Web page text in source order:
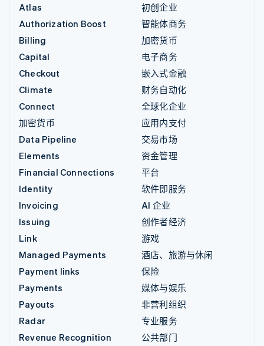
Atlas
Authorization Boost
Billing
Capital
Checkout
Climate
Connect
加密货币
Data Pipeline
Elements
Financial Connections
Identity
Invoicing
Issuing
Link
Managed Payments
Payment links
Payments
Payouts
Radar
Revenue Recognition
初创企业
智能体商务
加密货币
电子商务
嵌入式金融
财务自动化
全球化企业
应用内支付
交易市场
资金管理
平台
软件即服务
AI 企业
创作者经济
游戏
酒店、旅游与休闲
保险
媒体与娱乐
非营利组织
专业服务
公共部门